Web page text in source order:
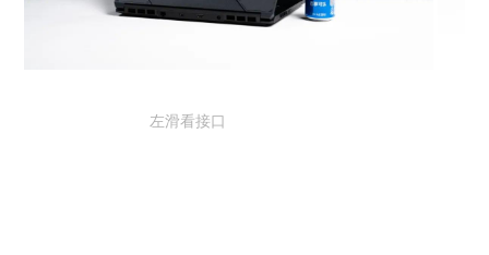
左滑看接口